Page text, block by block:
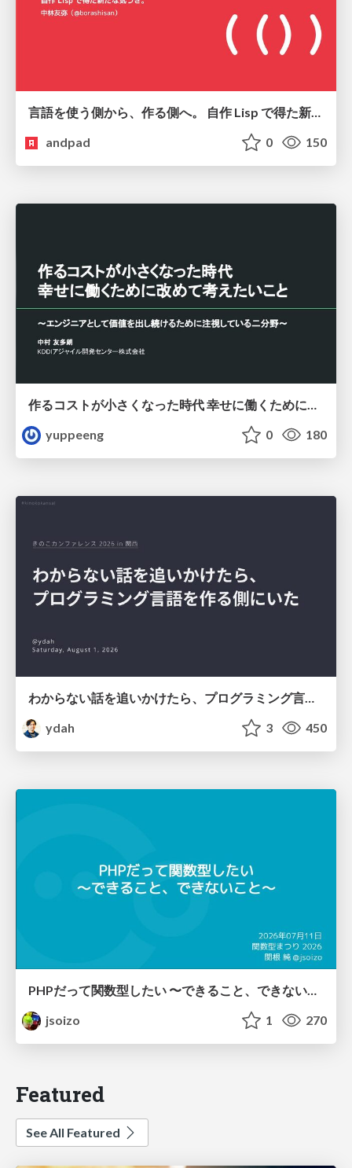
言語を使う側から、作る側へ。 自作 Lisp で得た新たな気づき。
andpad
0 150
作るコストが小さくなった時代 幸せに働くために改めて考えたいこと 〜エンジニアとして価値を出し続けるために注視している二分野〜
yuppeeng
0 180
ydah
3 450
PHPだって関数型したい 〜できること、できないこと〜 / fp-in-php
jsoizo
1 270
Featured
See All Featured